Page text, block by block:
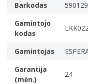
Automatinis
The device switches
certain activity
360 ° sukimosi bazė
Ergonomija
Apšviestas on/off
Barkodas
Gamintojo
kodas
Gamintojas
Garantija
(mėn.)
24